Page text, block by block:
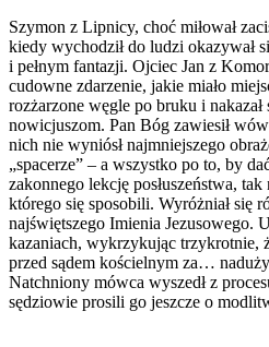
Szymon z Lipnicy, choć miłował
kiedy wychodził do ludzi okazywał
i pełnym fantazji. Ojciec Jan z
cudowne zdarzenie, jakie miało
rozżarzone węgle po bruku i
nowicjuszom. Pan Bóg zawiesił
nich nie wyniósł najmniejszego
„spacerze” – a wszystko po to, by
zakonnego lekcję posłuszeństwa,
którego się sposobili. Wyróżniał się
najświętszego Imienia Jezusowego.
kazaniach, wykrzykując trzykrotnie,
przed sądem kościelnym za…
Natchniony mówca wyszedł z
sędziowie prosili go jeszcze o